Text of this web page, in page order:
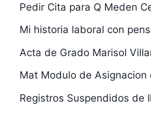
Pedir Cita para Q Meden
Mi historia laboral con
Acta de Grado Marisol
Mat Modulo de Asignacion
Registros Suspendidos de